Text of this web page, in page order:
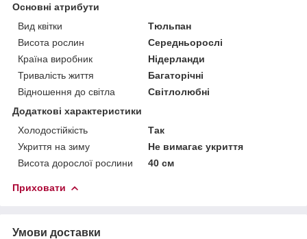
Основні атрибути
Вид квітки
Тюльпан
Висота рослин
Середньорослі
Країна виробник
Нідерланди
Тривалість життя
Багаторічні
Відношення до світла
Світлолюбні
Додаткові характеристики
Холодостійкість
Так
Укриття на зиму
Не вимагає укриття
Висота дорослої рослини
40 см
Приховати
Умови доставки